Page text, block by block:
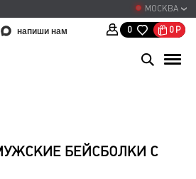
МОСКВА
напиши нам 0 0 Р
БЕЙСБОЛКИ С